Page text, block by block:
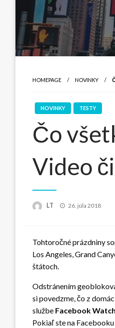
HOMEPAGE NOVINKY
NOVINKY TESTY
Čo
Video
LT
Posted
26. júla 2018
Tohtoročné prázdniny
Los Angeles, Grand
štátoch.
Odstránením
si povedzme, čo z
službe Facebook Watch
Pokiaľ ste na